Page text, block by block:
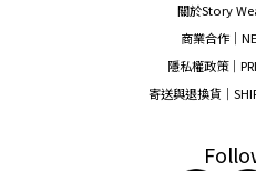
關於Story
商業合作｜
隱私權政策｜
寄送與退換貨｜